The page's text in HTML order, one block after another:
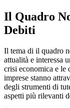
Il Quadro
Debiti
Il tema di il quadro
attualità e interessa
crisi economica e
imprese stanno
degli strumenti di
aspetti più rilevanti